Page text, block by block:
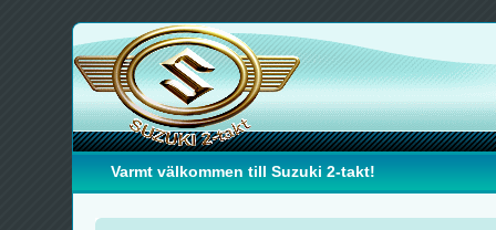
Varmt välkommen till Suzuki 2-takt!